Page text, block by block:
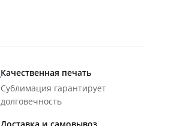
Качественная печать
Сублимация гарантирует
долговечность